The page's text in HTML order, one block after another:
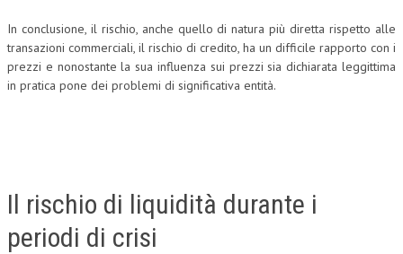
In conclusione, il rischio, anche quello di natura più diretta rispetto alle
transazioni commerciali, il rischio di credito, ha un difficile rapporto con i
prezzi e nonostante la sua influenza sui prezzi sia dichiarata leggittima
in pratica pone dei problemi di significativa entità.
Il rischio di liquidità durante i
periodi di crisi